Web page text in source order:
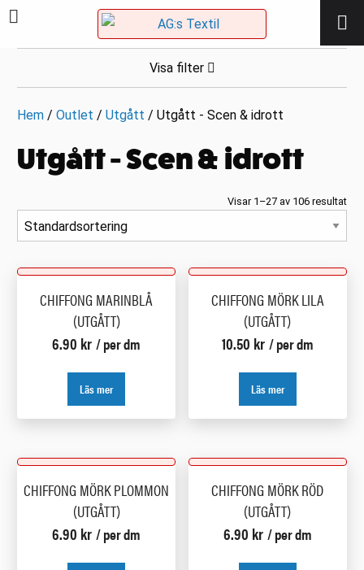
Visa filter
Hem /Outlet /Utgått / Utgått - Scen & idrott
Utgått - Scen & idrott
Visar 1–27 av 106 resultat
CHIFFONG MARINBLÅ
(UTGÅTT)
6.90 kr / per dm
Läs mer
CHIFFONG MÖRK LILA
(UTGÅTT)
10.50 kr / per dm
Läs mer
CHIFFONG MÖRK PLOMMON
(UTGÅTT)
6.90 kr / per dm
CHIFFONG MÖRK RÖD
(UTGÅTT)
6.90 kr / per dm